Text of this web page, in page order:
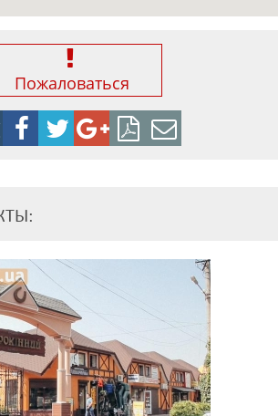
Пожаловаться